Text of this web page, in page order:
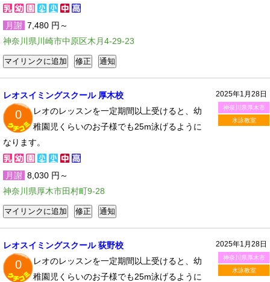
月謝 7,480 円～
神奈川県川崎市中原区木月4-29-23
2025年1月28日
神奈川県厚木市
水泳教室
レオスイミングスクール 厚木校
0
レオのレッスンを一定期間以上受けると、幼
稚園児くらいのお子様でも25m泳げるように
なります。
月謝 8,030 円～
神奈川県厚木市田村町9-28
2025年1月28日
神奈川県厚木市
水泳教室
レオスイミングスクール 荻野校
0
レオのレッスンを一定期間以上受けると、幼
稚園児くらいのお子様でも25m泳げるように